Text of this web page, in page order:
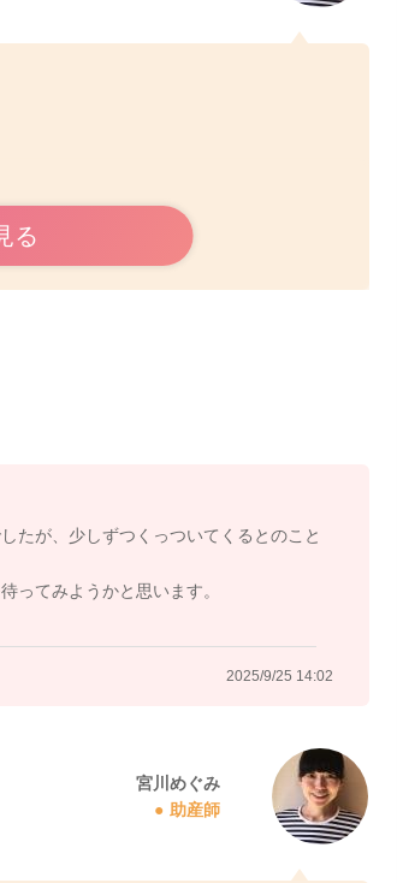
まうのも心配だと思います。
る
たが、少しずつくっついてくるとのこと
ってみようかと思います。
2025/9/25 14:02
宮川めぐみ
助産師